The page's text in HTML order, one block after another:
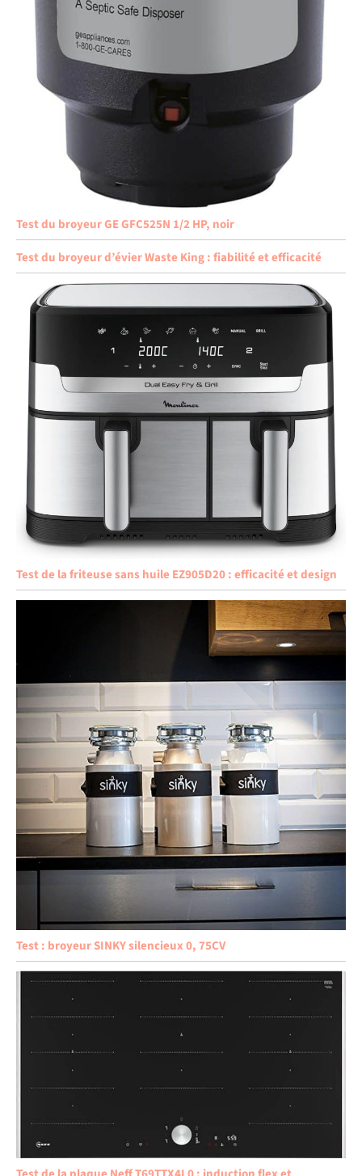
Test du broyeur GE GFC525N 1/2 HP, noir
Test du broyeur d’évier Waste King : fiabilité et efficacité
Test de la friteuse sans huile EZ905D20 : efficacité et design
Test : broyeur SINKY silencieux 0, 75CV